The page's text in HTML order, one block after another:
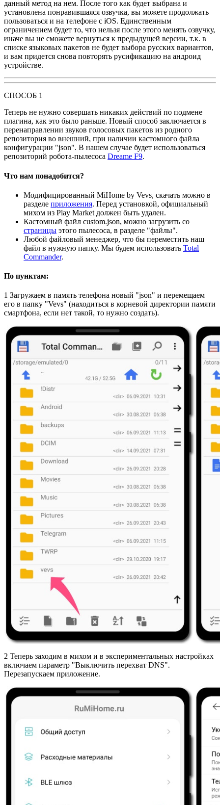
данный метод на нем. После того как будет выбрана и
установлена понравившаяся озвучка, вы можете продолжать
пользоваться и на телефоне с iOS. Единственным
ограничением будет то, что нельзя после этого менять озвучку,
иначе вы не сможете вернуться к предыдущей версии, т.к. в
списке языковых пакетов не будет выбора русских вариантов,
и вам придется снова повторять русификацию на андроид
устройстве.
СПОСОБ 1
Теперь не нужно совершать никаких действий по подмене
плагина, как это было раньше. Новый способ заключается в
перенаправлении звуков голосовых пакетов из родного
репозитория во внешний, при наличии кастомного файла
конфигурации "json". В нашем случае будет использоваться
репозиторий робота-пылесоса Dreame F9.
Что нам понадобится?
Модифицированный MiHome by Vevs, скачать можно в
разделе приложения. Перед установкой, официальный
михом из Play Market должен быть удален.
Кастомный файл custom.json, можно загрузить со
страницы этого пылесоса, в разделе "файлы".
Любой файловый менеджер, что бы переместить наш
файл в нужную папку. Мы будем использовать Total
Commander.
По пунктам:
1 Загружаем в память телефона новый "json" и перемещаем
его в папку "Vevs" (находиться в корневой директории памяти
смартфона, если нет такой, то нужно создать).
2 Теперь заходим в михом и в экспериментальных настройках
включаем параметр "Выключить перехват DNS".
Перезапускаем приложение.